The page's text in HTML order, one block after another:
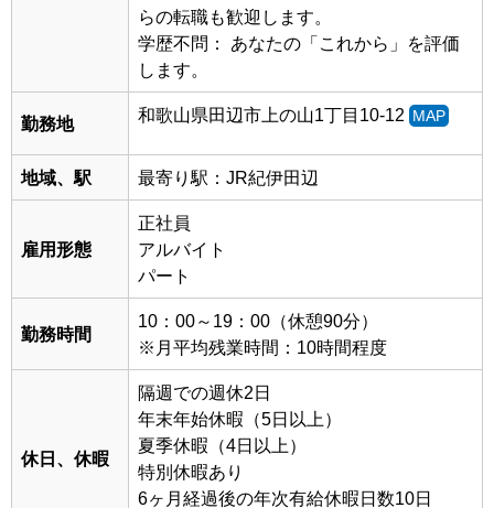
らの転職も歓迎します。
学歴不問： あなたの「これから」を評価
します。
勤務地 和歌山県田辺市上の山1丁目10-12 MAP
地域、駅 最寄り駅：JR紀伊田辺
雇用形態
正社員
アルバイト
パート
勤務時間
10：00～19：00（休憩90分）
※月平均残業時間：10時間程度
休日、休暇
隔週での週休2日
年末年始休暇（5日以上）
夏季休暇（4日以上）
特別休暇あり
6ヶ月経過後の年次有給休暇日数10日